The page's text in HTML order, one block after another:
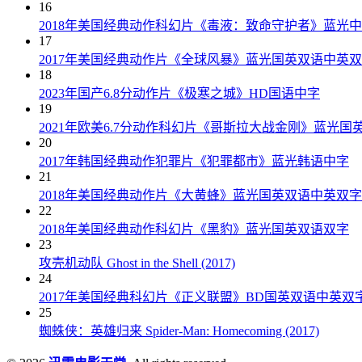
16
2018年美国经典动作科幻片《毒液：致命守护者》蓝光
17
2017年美国经典动作片《全球风暴》蓝光国英双语中英
18
2023年国产6.8分动作片《极寒之城》HD国语中字
19
2021年欧美6.7分动作科幻片《哥斯拉大战金刚》蓝光国
20
2017年韩国经典动作犯罪片《犯罪都市》蓝光韩语中字
21
2018年美国经典动作片《大黄蜂》蓝光国英双语中英双字
22
2018年美国经典动作科幻片《黑豹》蓝光国英双语双字
23
攻壳机动队 Ghost in the Shell (2017)
24
2017年美国经典科幻片《正义联盟》BD国英双语中英双
25
蜘蛛侠：英雄归来 Spider-Man: Homecoming (2017)